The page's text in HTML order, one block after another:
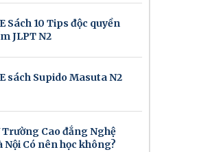
Sách 10 Tips độc quyền
JLPT N2
sách Supido Masuta N2
Trường Cao đẳng Nghệ
Nội Có nên học không?